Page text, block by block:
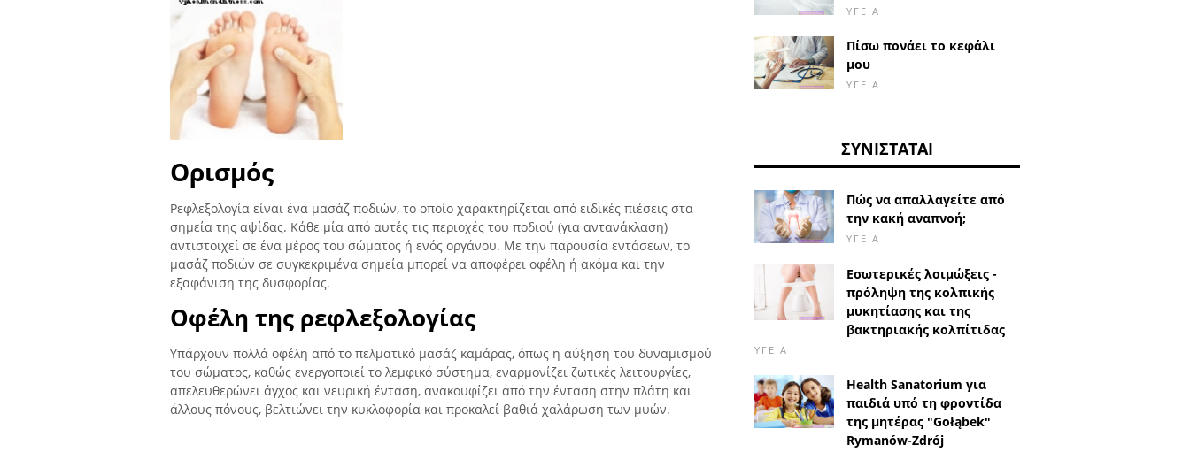
Ορισμός
Ρεφλεξολογία είναι ένα μασάζ ποδιών, το οποίο χαρακτηρίζεται από ειδικές πιέσεις στα
σημεία της αψίδας. Κάθε μία από αυτές τις περιοχές του ποδιού (για αντανάκλαση)
αντιστοιχεί σε ένα μέρος του σώματος ή ενός οργάνου. Με την παρουσία εντάσεων, το
μασάζ ποδιών σε συγκεκριμένα σημεία μπορεί να αποφέρει οφέλη ή ακόμα και την
εξαφάνιση της δυσφορίας.
Οφέλη της ρεφλεξολογίας
Υπάρχουν πολλά οφέλη από το πελματικό μασάζ καμάρας, όπως η αύξηση του δυναμισμού
του σώματος, καθώς ενεργοποιεί το λεμφικό σύστημα, εναρμονίζει ζωτικές λειτουργίες,
απελευθερώνει άγχος και νευρική ένταση, ανακουφίζει από την ένταση στην πλάτη και
άλλους πόνους, βελτιώνει την κυκλοφορία και προκαλεί βαθιά χαλάρωση των μυών.
ΥΓΕΊΑ
Πίσω πονάει το κεφάλι
μου
ΥΓΕΊΑ
ΣΥΝΙΣΤΆΤΑΙ
Πώς να απαλλαγείτε από
την κακή αναπνοή;
ΥΓΕΊΑ
Εσωτερικές λοιμώξεις -
πρόληψη της κολπικής
μυκητίασης και της
βακτηριακής κολπίτιδας
ΥΓΕΊΑ
Health Sanatorium για
παιδιά υπό τη φροντίδα
της μητέρας "Gołąbek"
Rymanów-Zdrój